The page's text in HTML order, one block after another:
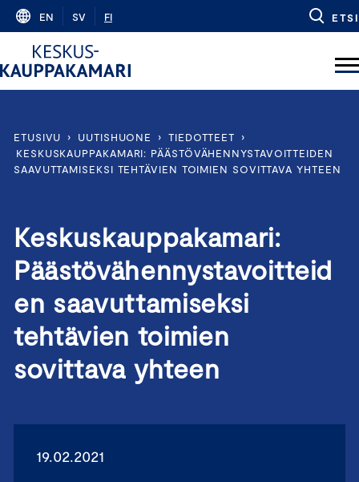
Skip
content
EN SV FI ETSI
ETUSIVU › UUTISHUONE › TIEDOTTEET
›
KESKUSKAUPPAKAMARI: PÄÄSTÖVÄHENNYSTAVOITTEIDEN
SAAVUTTAMISEKSI TEHTÄVIEN TOIMIEN SOVITTAVA YHTEEN
Keskuskauppakamari:
Päästövähennystavoitteid
en saavuttamiseksi
tehtävien toimien
sovittava yhteen
19.02.2021